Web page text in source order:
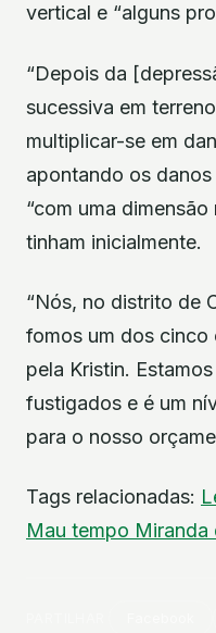
vertical e “alguns
“Depois da
sucessiva em
multiplicar-se em
apontando os
“com uma
tinham inicialmente.
“Nós, no distrito de
fomos um dos cinco
pela Kristin.
fustigados e é um
para o nosso
Tags relacionadas:
Mau tempo Miranda